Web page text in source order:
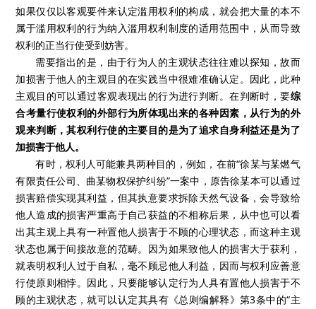
如果仅仅以客观要件来认定滥用权利的构成，就会把大量的本不
属于滥用权利的行为纳入滥用权利制度的适用范围中，从而导致
权利的正当行使受到妨害。
需要指出的是，由于行为人的主观状态往往难以探知，故而
加损害于他人的主观目的在实践当中很难准确认定。因此，此种
主观目的可以通过客观表现出的行为进行判断。在判断时，要综
合考量行使权利的外部行为所体现出来的各种因素，从行为的外
观来判断，其权利行使的主要目的是为了追求自身利益还是为了
加损害于他人。
有时，权利人可能兼具两种目的，例如，在前“徐某与某燃气
有限责任公司、曲某物权保护纠纷”一案中，原告徐某本可以通过
损害赔偿实现其利益，但其执意要求拆除天然气设备，会导致给
他人造成的损害严重高于自己获益的不相称后果，从中也可以看
出其主观上具有一种置他人损害于不顾的心理状态，而这种主观
状态也属于间接故意的范畴。因为如果致他人的损害大于获利，
就表明权利人过于自私，毫不顾忌他人利益，因而与权利应善意
行使原则相悖。因此，只要能够认定行为人具有置他人损害于不
顾的主观状态，就可以认定其具有《总则编解释》第3条中的“主